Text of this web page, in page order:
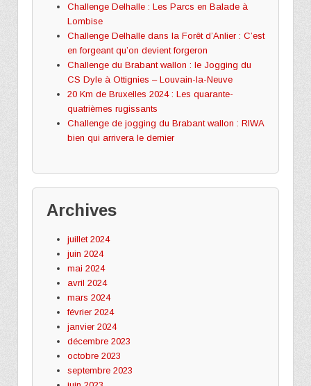
Challenge Delhalle : Les Parcs en Balade à
Lombise
Challenge Delhalle dans la Forêt d’Anlier : C’est
en forgeant qu’on devient forgeron
Challenge du Brabant wallon : le Jogging du
CS Dyle à Ottignies – Louvain-la-Neuve
20 Km de Bruxelles 2024 : Les quarante-
quatrièmes rugissants
Challenge de jogging du Brabant wallon : RIWA
bien qui arrivera le dernier
Archives
juillet 2024
juin 2024
mai 2024
avril 2024
mars 2024
février 2024
janvier 2024
décembre 2023
octobre 2023
septembre 2023